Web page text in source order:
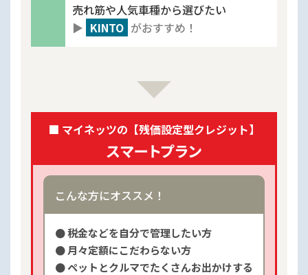
売れ筋や人気車種から選びたい
▶︎ KINTO がおすすめ！
■ マイネッツの【残価設定型クレジット】
こんな方にオススメ！
● 税金などを自分で管理したい方
● 月々定額にこだわらない方
● ペットとクルマでたくさんお出かけする